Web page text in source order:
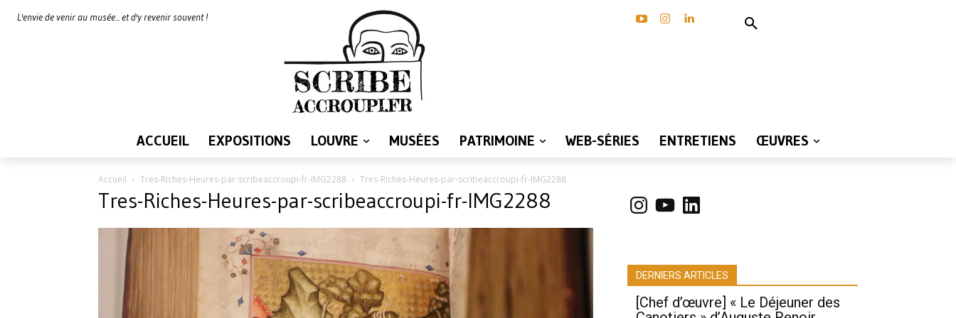
L'envie de venir au musée... et d'y revenir souvent !
ACCUEIL EXPOSITIONS LOUVRE MUSÉES PATRIMOINE WEB-SÉRIES ENTRETIENS ŒUVRES
Accueil Tres-Riches-Heures-par-scribeaccroupi-fr-IMG2288 Tres-Riches-Heures-par-scribeaccroupi-fr-IMG2288
Tres-Riches-Heures-par-scribeaccroupi-fr-IMG2288 Instagram
YouTubeLinkedIn
DERNIERS ARTICLES
[Chef d’œuvre] « Le Déjeuner des